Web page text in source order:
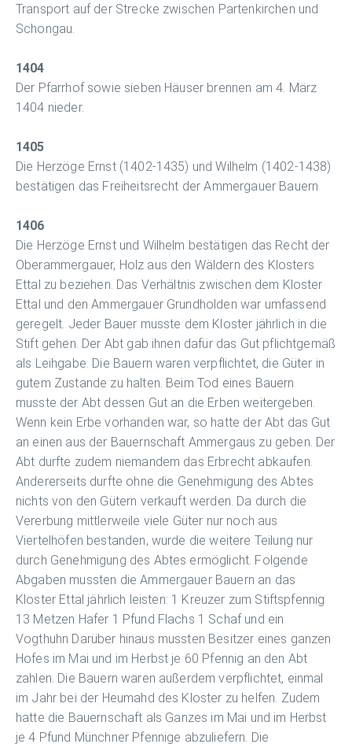
Transport auf der Strecke zwischen Partenkirchen und
Schongau.
1404
Der Pfarrhof sowie sieben Häuser brennen am 4. März
1404 nieder.
1405
Die Herzöge Ernst (1402-1435) und Wilhelm (1402-1438)
bestätigen das Freiheitsrecht der Ammergauer Bauern
1406
Die Herzöge Ernst und Wilhelm bestätigen das Recht der
Oberammergauer, Holz aus den Wäldern des Klosters
Ettal zu beziehen. Das Verhältnis zwischen dem Kloster
Ettal und den Ammergauer Grundholden war umfassend
geregelt. Jeder Bauer musste dem Kloster jährlich in die
Stift gehen. Der Abt gab ihnen dafür das Gut pflichtgemäß
als Leihgabe. Die Bauern waren verpflichtet, die Güter in
gutem Zustande zu halten. Beim Tod eines Bauern
musste der Abt dessen Gut an die Erben weitergeben.
Wenn kein Erbe vorhanden war, so hatte der Abt das Gut
an einen aus der Bauernschaft Ammergaus zu geben. Der
Abt durfte zudem niemandem das Erbrecht abkaufen.
Andererseits durfte ohne die Genehmigung des Abtes
nichts von den Gütern verkauft werden. Da durch die
Vererbung mittlerweile viele Güter nur noch aus
Viertelhöfen bestanden, wurde die weitere Teilung nur
durch Genehmigung des Abtes ermöglicht. Folgende
Abgaben mussten die Ammergauer Bauern an das
Kloster Ettal jährlich leisten: 1 Kreuzer zum Stiftspfennig
13 Metzen Hafer 1 Pfund Flachs 1 Schaf und ein
Vogthuhn Darüber hinaus mussten Besitzer eines ganzen
Hofes im Mai und im Herbst je 60 Pfennig an den Abt
zahlen. Die Bauern waren außerdem verpflichtet, einmal
im Jahr bei der Heumahd des Kloster zu helfen. Zudem
hatte die Bauernschaft als Ganzes im Mai und im Herbst
je 4 Pfund Münchner Pfennige abzuliefern. Die